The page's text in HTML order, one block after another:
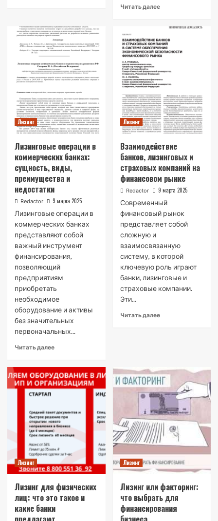
Читать далее
Лизинг
Лизинговые операции в
коммерческих банках:
сущность, виды,
преимущества и
недостатки
Redactor 9 марта 2025
Лизинговые операции в
коммерческих банках
представляют собой
важный инструмент
финансирования,
позволяющий
предприятиям
приобретать
необходимое
оборудование и активы
без значительных
первоначальных...
Читать далее
Лизинг
Взаимодействие
банков, лизинговых и
страховых компаний на
финансовом рынке
Redactor 9 марта 2025
Современный
финансовый рынок
представляет собой
сложную и
взаимосвязанную
систему, в которой
ключевую роль играют
банки, лизинговые и
страховые компании.
Эти...
Читать далее
Лизинг
Лизинг для физических
лиц: что это такое и
какие банки
Лизинг
Лизинг или факторинг:
что выбрать для
финансирования